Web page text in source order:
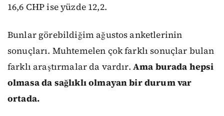
16,6 CHP ise yüzde 12,2.
Bunlar görebildiğim ağustos anketlerinin
sonuçları. Muhtemelen çok farklı sonuçlar bulan
farklı araştırmalar da vardır. Ama burada hepsi
olmasa da sağlıklı olmayan bir durum var
ortada.